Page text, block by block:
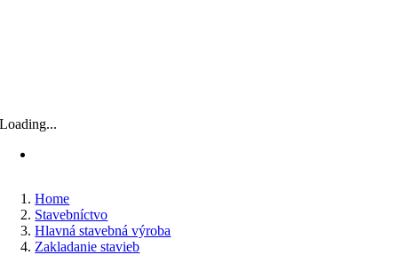
Loading...
Home
Stavebníctvo
Hlavná stavebná výroba
Zakladanie stavieb